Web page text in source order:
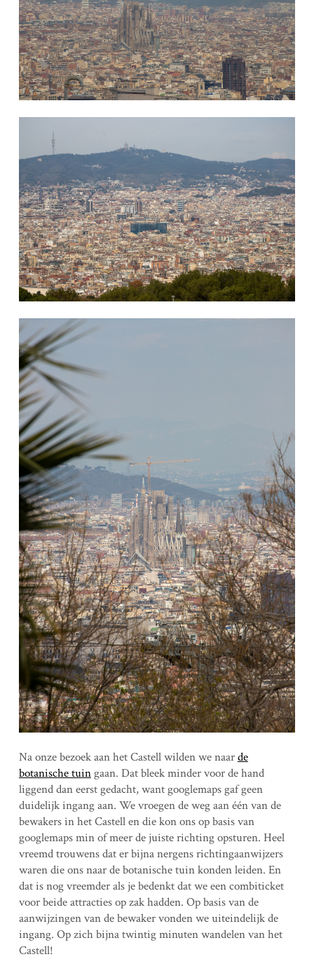
Na onze bezoek aan het Castell wilden we naarde
botanische tuingaan. Dat bleek minder voor de hand
liggend dan eerst gedacht, want googlemaps gaf geen
duidelijk ingang aan. We vroegen de weg aan één van de
bewakers in het Castell en die kon ons op basis van
googlemaps min of meer de juiste richting opsturen. Heel
vreemd trouwens dat er bijna nergens richtingaanwijzers
waren die ons naar de botanische tuin konden leiden. En
dat is nog vreemder als je bedenkt dat we een combiticket
voor beide attracties op zak hadden. Op basis van de
aanwijzingen van de bewaker vonden we uiteindelijk de
ingang. Op zich bijna twintig minuten wandelen van het
Castell!